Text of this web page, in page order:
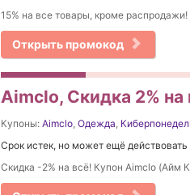
15% на все товары, кроме
Открыть промокод
Aimclo, Скидка 2%
Купоны: Aimclo, Одежда,
Срок истек, но может ещё действовать
Скидка -2% на всё! Купон Aimclo (Айм